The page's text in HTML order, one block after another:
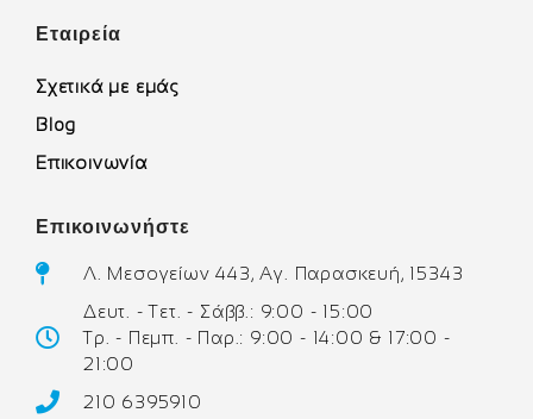
Εταιρεία
Σχετικά με εμάς
Blog
Επικοινωνία
Επικοινωνήστε
Λ. Μεσογείων 443, Αγ. Παρασκευή, 15343
Δευτ. - Τετ. - Σάββ.: 9:00 - 15:00
Τρ. - Πεμπ. - Παρ.: 9:00 - 14:00 & 17:00 -
21:00
210 6395910